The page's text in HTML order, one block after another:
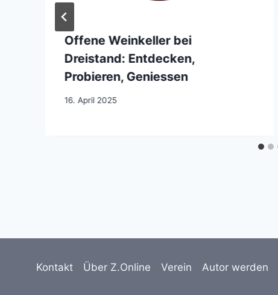
Offene Weinkeller bei
Dreistand: Entdecken,
Probieren, Geniessen
16. April 2025
Kontakt Über Z.Online Verein Autor werden